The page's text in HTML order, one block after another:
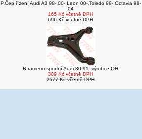
P.Čep řízení Audi A3 98-,00-,Leon 00-,Toledo 99-,Octavia 98-
04
165 Kč včetně DPH
696 Kč včetně DPH
R.rameno spodní Audi 80 91- výrobce QH
309 Kč včetně DPH
2577 Kč včetně DPH